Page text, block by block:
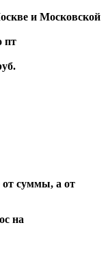
и Московской
пт
от суммы, а от
на